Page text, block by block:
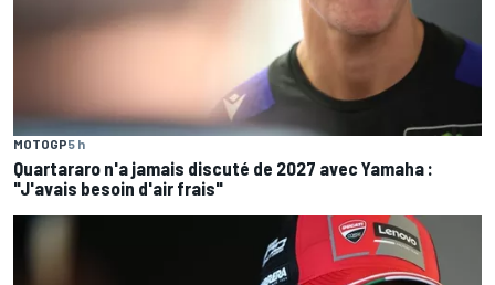
MOTOGP5 h
Quartararo n'a jamais discuté de 2027 avec Yamaha :
"J'avais besoin d'air frais"